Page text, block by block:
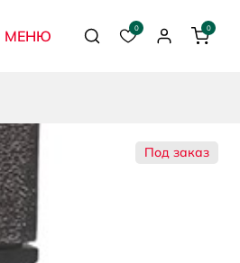
МЕНЮ ПоискИзбранное
0
Профиль
0
Под заказ